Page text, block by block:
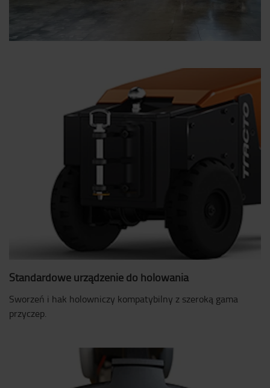
Standardowe urządzenie do holowania
Sworzeń i hak holowniczy kompatybilny z szeroką gama
przyczep.